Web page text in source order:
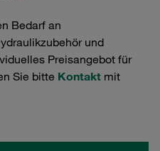
Bedarf an
und
Preisangebot für
Sie bitte Kontakt mit